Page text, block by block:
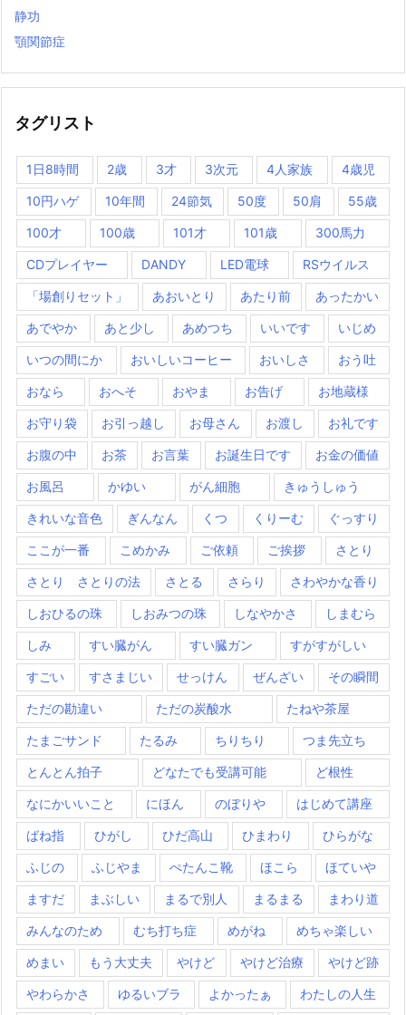
静功
顎関節症
タグリスト
1日8時間 2歳 3才 3次元 4人家族 4歳児
10円ハゲ 10年間 24節気 50度 50肩 55歳
100才 100歳 101才 101歳 300馬力
CDプレイヤー DANDY LED電球 RSウイルス
「場創りセット」 あおいとり あたり前 あったかい
あでやか あと少し あめつち いいです いじめ
いつの間にか おいしいコーヒー おいしさ おう吐
おなら おへそ おやま お告げ お地蔵様
お守り袋 お引っ越し お母さん お渡し お礼です
お腹の中 お茶 お言葉 お誕生日です お金の価値
お風呂 かゆい がん細胞 きゅうしゅう
きれいな音色 ぎんなん くつ くりーむ ぐっすり
ここが一番 こめかみ ご依頼 ご挨拶 さとり
さとり さとりの法 さとる さらり さわやかな香り
しおひるの珠 しおみつの珠 しなやかさ しまむら
しみ すい臓がん すい臓ガン すがすがしい
すごい すさまじい せっけん ぜんざい その瞬間
ただの勘違い ただの炭酸水 たねや茶屋
たまごサンド たるみ ちりちり つま先立ち
とんとん拍子 どなたでも受講可能 ど根性
なにかいいこと にほん のぼりや はじめて講座
ばね指 ひがし ひだ高山 ひまわり ひらがな
ふじの ふじやま ぺたんこ靴 ほこら ほていや
ますだ まぶしい まるで別人 まるまる まわり道
みんなのため むち打ち症 めがね めちゃ楽しい
めまい もう大丈夫 やけど やけど治療 やけど跡
やわらかさ ゆるいブラ よかったぁ わたしの人生